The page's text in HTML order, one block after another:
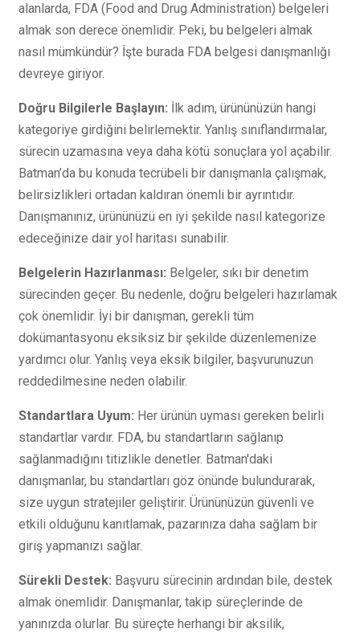
alanlarda, FDA (Food and Drug Administration) belgeleri
almak son derece önemlidir. Peki, bu belgeleri almak
nasıl mümkündür? İşte burada FDA belgesi danışmanlığı
devreye giriyor.
Doğru Bilgilerle Başlayın: İlk adım, ürününüzün hangi
kategoriye girdiğini belirlemektir. Yanlış sınıflandırmalar,
sürecin uzamasına veya daha kötü sonuçlara yol açabilir.
Batman’da bu konuda tecrübeli bir danışmanla çalışmak,
belirsizlikleri ortadan kaldıran önemli bir ayrıntıdır.
Danışmanınız, ürününüzü en iyi şekilde nasıl kategorize
edeceğinize dair yol haritası sunabilir.
Belgelerin Hazırlanması: Belgeler, sıkı bir denetim
sürecinden geçer. Bu nedenle, doğru belgeleri hazırlamak
çok önemlidir. İyi bir danışman, gerekli tüm
dokümantasyonu eksiksiz bir şekilde düzenlemenize
yardımcı olur. Yanlış veya eksik bilgiler, başvurunuzun
reddedilmesine neden olabilir.
Standartlara Uyum: Her ürünün uyması gereken belirli
standartlar vardır. FDA, bu standartların sağlanıp
sağlanmadığını titizlikle denetler. Batman'daki
danışmanlar, bu standartları göz önünde bulundurarak,
size uygun stratejiler geliştirir. Ürününüzün güvenli ve
etkili olduğunu kanıtlamak, pazarınıza daha sağlam bir
giriş yapmanızı sağlar.
Sürekli Destek: Başvuru sürecinin ardından bile, destek
almak önemlidir. Danışmanlar, takip süreçlerinde de
yanınızda olurlar. Bu süreçte herhangi bir aksilik,